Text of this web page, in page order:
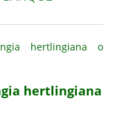
hertlingiana